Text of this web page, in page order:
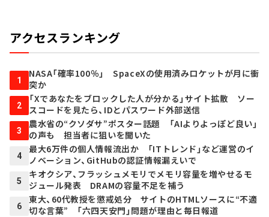
アクセスランキング
1
NASA「確率100％」 SpaceXの使用済みロケットが月に衝
突か
2
「Xであなたをブロックした人が分かる」サイト拡散 ソー
スコードを見たら、IDとパスワード外部送信
3
農水省の“クソダサ”ポスター話題 「AIよりよっぽど良い」
の声も 担当者に狙いを聞いた
4
最大6万件の個人情報流出か 「ITトレンド」など運営のイ
ノベーション、GitHubの認証情報漏えいで
5
キオクシア、フラッシュメモリでメモリ容量を増やせるモ
ジュール発表 DRAMの容量不足を補う
6
東大、60代教授を懲戒処分 サイトのHTMLソースに“不適
切な言葉” 「六四天安門」問題が理由と毎日報道